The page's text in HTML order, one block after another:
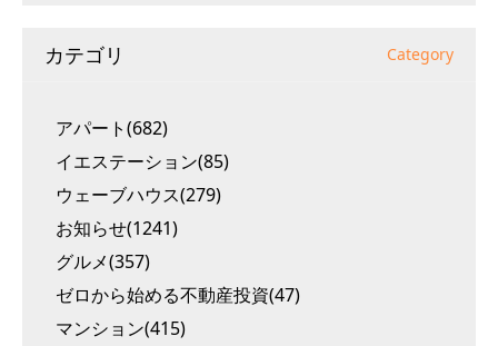
カテゴリ Category
アパート(682)
イエステーション(85)
ウェーブハウス(279)
お知らせ(1241)
グルメ(357)
ゼロから始める不動産投資(47)
マンション(415)